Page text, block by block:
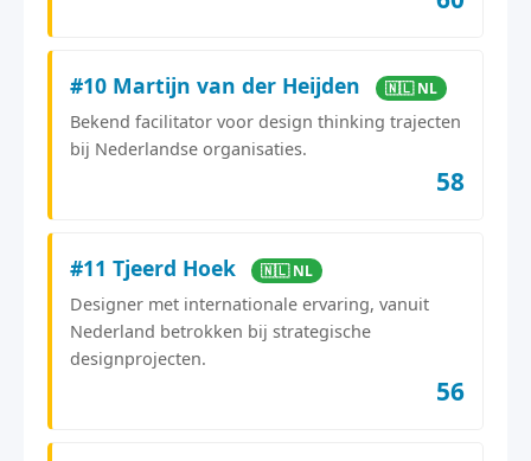
#10 Martijn van der Heijden 🇳🇱 NL
Bekend facilitator voor design thinking trajecten
bij Nederlandse organisaties.
58
#11 Tjeerd Hoek 🇳🇱 NL
Designer met internationale ervaring, vanuit
Nederland betrokken bij strategische
designprojecten.
56